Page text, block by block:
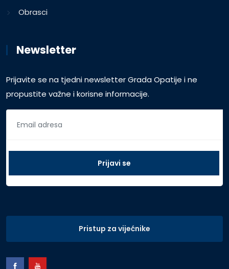
Obrasci
Newsletter
Prijavite se na tjedni newsletter Grada Opatije i ne
propustite važne i korisne informacije.
Pristup za vijećnike